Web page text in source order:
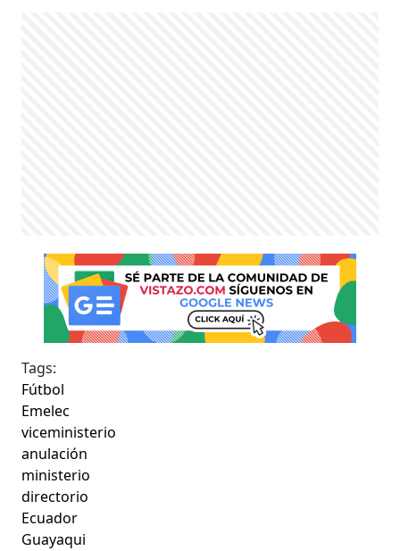
Tags:
Fútbol
Emelec
viceministerio
anulación
ministerio
directorio
Ecuador
Guayaqui